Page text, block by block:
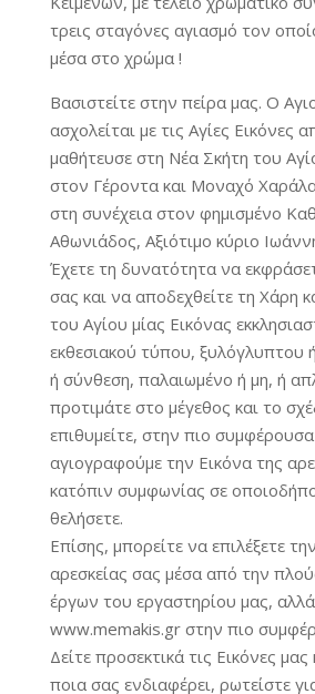
τρεις σταγόνες αγιασμό τον
μέσα στο χρώμα !
Βασιστείτε στην πείρα μας. Ο
ασχολείται με τις Αγίες Εικόνες
μαθήτευσε στη Νέα Σκήτη του
στον Γέροντα και Μοναχό
στη συνέχεια στον φημισμένο
Αθωνιάδος, Αξιότιμο κύριο
Έχετε τη δυνατότητα να
σας και να αποδεχθείτε τη Χάρη
του Αγίου μίας Εικόνας
εκθεσιακού τύπου, ξυλόγλυπτου
ή σύνθεση, παλαιωμένο ή μη, ή
προτιμάτε στο μέγεθος και το
επιθυμείτε, στην πιο
αγιογραφούμε την Εικόνα της
κατόπιν συμφωνίας σε
θελήσετε.
Επίσης, μπορείτε να επιλέξετε
αρεσκείας σας μέσα από την
έργων του εργαστηρίου μας,
www.memakis.gr στην πιο
Δείτε προσεκτικά τις Εικόνες μας
ποια σας ενδιαφέρει, ρωτείστε